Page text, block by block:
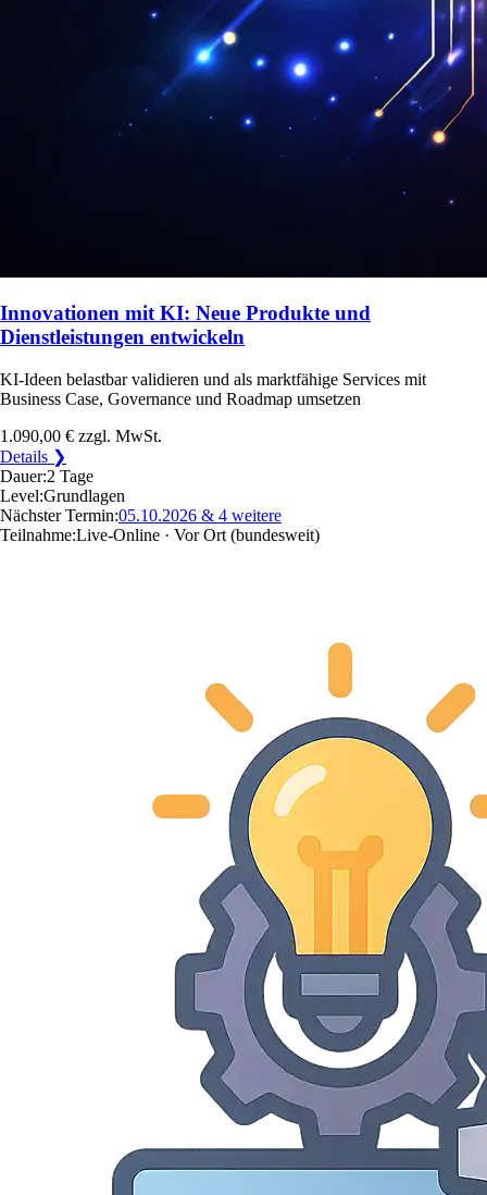
Innovationen mit KI: Neue Produkte und
Dienstleistungen entwickeln
KI-Ideen belastbar validieren und als marktfähige Services mit
Business Case, Governance und Roadmap umsetzen
1.090,00 € zzgl. MwSt.
Details ❯
Dauer:2 Tage
Level:Grundlagen
Nächster Termin:05.10.2026 & 4 weitere
Teilnahme:Live-Online · Vor Ort (bundesweit)